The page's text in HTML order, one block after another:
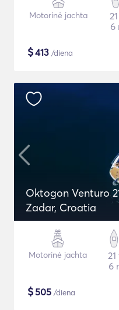
Motorinė jachta
6
$413 /diena
Oktogon Venturo
Zadar, Croatia
Motorinė jachta
6
$505 /diena